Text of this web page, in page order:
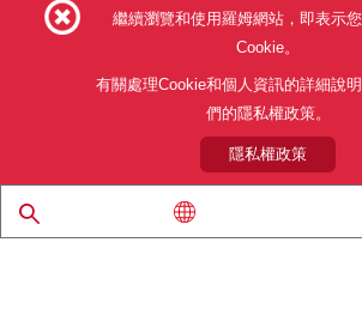
網站使用條款 利用目的 隱私權政策
關於本公司產品銷售之標準條款
© 1997 - 2026 ROHM CO., LTD. ALL
繼續瀏覽和使用羅姆網站，即表示
Cookie。
有關處理Cookie和個人資訊的詳細說
們的隱私權政策。
隱私權政策